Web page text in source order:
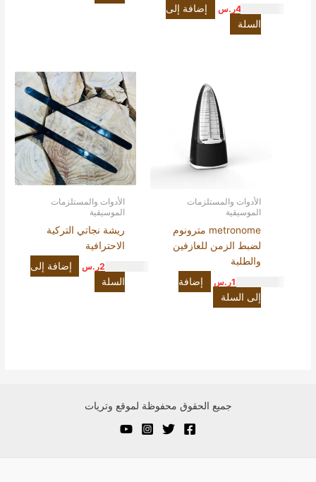
45.00ر.س
إضافة إلى
السلة
الأدوات والمستلزمات
الموسيقية
metronome مترونوم
لضبط الزمن للعازفين
والطلبة
120.00ر.س
إضافة
إلى السلة
الأدوات والمستلزمات
الموسيقية
ريشة نجاتي التركية
الاحترافية
20.00ر.س
إضافة إلى
السلة
جميع الحقوق محفوظة لموقع وتريات